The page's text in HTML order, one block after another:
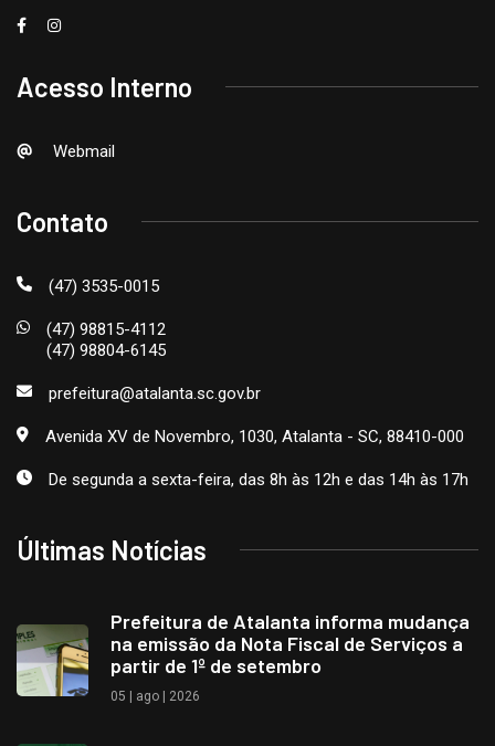
Acesso Interno
Webmail
Contato
(47) 3535-0015
(47) 98815-4112
(47) 98804-6145
prefeitura@atalanta.sc.gov.br
Avenida XV de Novembro, 1030, Atalanta - SC, 88410-000
De segunda a sexta-feira, das 8h às 12h e das 14h às 17h
Últimas Notícias
Prefeitura de Atalanta informa mudança
na emissão da Nota Fiscal de Serviços a
partir de 1º de setembro
05 | ago | 2026